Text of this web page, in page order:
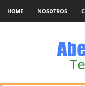
HOME NOSOTROS